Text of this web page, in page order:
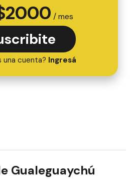
2000 / mes
una cuenta? Ingresá
Gualeguaychú